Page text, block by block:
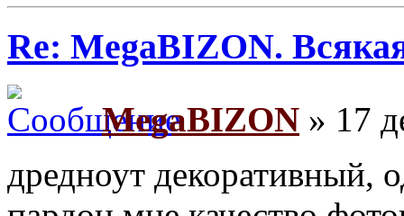
Re: MegaBIZON.
MegaBIZON » 17
дредноут декоративный,